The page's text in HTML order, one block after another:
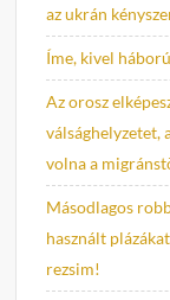
az ukrán
Íme, kivel
Az orosz
válsághelyzetet,
volna a
Másodlagos
használt
rezsim!